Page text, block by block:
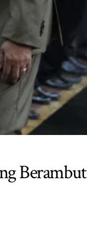
Berambut